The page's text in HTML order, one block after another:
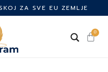
ZA SVE EU ZEMLJE
0
Cart